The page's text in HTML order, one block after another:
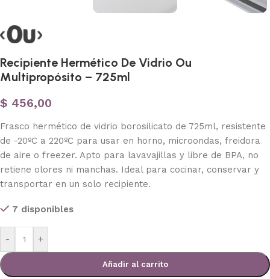
Recipiente Hermético De Vidrio Ou
Multipropósito – 725ml
$ 456,00
Frasco hermético de vidrio borosilicato de 725ml, resistente
de -20ºC a 220ºC para usar en horno, microondas, freidora
de aire o freezer. Apto para lavavajillas y libre de BPA, no
retiene olores ni manchas. Ideal para cocinar, conservar y
transportar en un solo recipiente.
7 disponibles
- +
Añadir al carrito